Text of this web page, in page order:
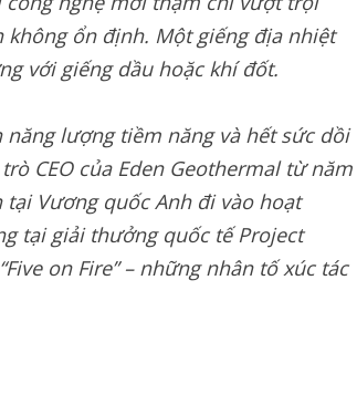
không ổn định. Một giếng địa nhiệt
với giếng dầu hoặc khí đốt.
lượng tiềm năng và hết sức dồi
CEO của Eden Geothermal từ năm
Vương quốc Anh đi vào hoạt
tại giải thưởng quốc tế Project
on Fire” – những nhân tố xúc tác